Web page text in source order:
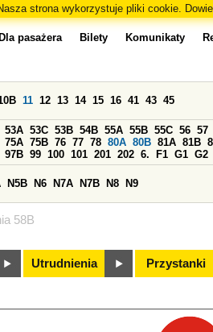
strona wykorzystuje pliki cookie.
58B
Dla pasażera Bilety Komunikaty
11 12 13 14 15 16 41 43 45
53A 53C 53B 54B 55A 55B 55C 56 57
75A 75B 76 77 78 80A 80B 81A 81B
97B 99 100 101 201 202 6. F1 G1 G2
N5B N6 N7A N7B N8 N9
Utrudnienia Przystanki